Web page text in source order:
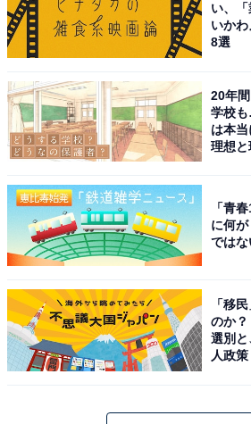
キリンビール北海道千歳工場
千歳市にあるキリンビールの北海道
「工場だけの特別体験。キリン一
アー」は所要約90分の充実したコ
円・19歳以下無料。「一番搾り生ビ
い、
いか
8選
20年
学校
は本
理想
「青
に何
ではな
「移
のか
選別
人政策